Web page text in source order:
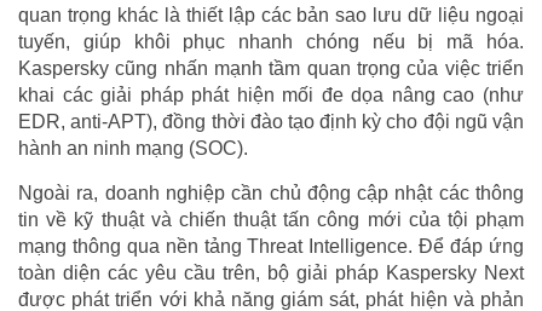
quan trọng khác là thiết lập các bản sao lưu dữ liệu ngoại
tuyến, giúp khôi phục nhanh chóng nếu bị mã hóa.
Kaspersky cũng nhấn mạnh tầm quan trọng của việc triển
khai các giải pháp phát hiện mối đe dọa nâng cao (như
EDR, anti-APT), đồng thời đào tạo định kỳ cho đội ngũ vận
hành an ninh mạng (SOC).
Ngoài ra, doanh nghiệp cần chủ động cập nhật các thông
tin về kỹ thuật và chiến thuật tấn công mới của tội phạm
mạng thông qua nền tảng Threat Intelligence. Để đáp ứng
toàn diện các yêu cầu trên, bộ giải pháp Kaspersky Next
được phát triển với khả năng giám sát, phát hiện và phản